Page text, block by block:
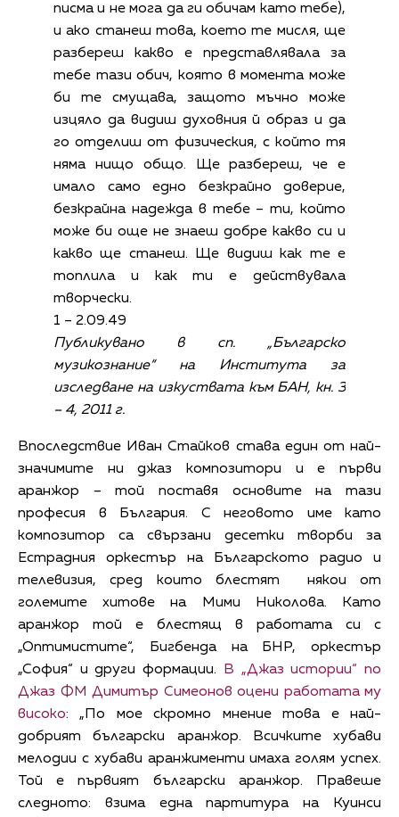
писма и не мога да ги обичам като тебе),
и ако станеш това, което те мисля, ще
разбереш какво е представлявала за
тебе тази обич, която в момента може
би те смущава, защото мъчно може
изцяло да видиш духовния й образ и да
го отделиш от физическия, с който тя
няма нищо общо. Ще разбереш, че е
имало само едно безкрайно доверие,
безкрайна надежда в тебе – ти, който
може би още не знаеш добре какво си и
какво ще станеш. Ще видиш как те е
топлила и как ти е действувала
творчески.
1 – 2.09.49
Публикувано в сп. „Българско
музикознание“ на Института за
изследване на изкуствата към БАН, кн. 3
– 4, 2011 г.
Впоследствие Иван Стайков става един от най-
значимите ни джаз композитори и е първи
аранжор – той поставя основите на тази
професия в България. С неговото име като
композитор са свързани десетки творби за
Естрадния оркестър на Българското радио и
телевизия, сред които блестят някои от
големите хитове на Мими Николова. Като
аранжор той е блестящ в работата си с
„Оптимистите“, Бигбенда на БНР, оркестър
„София“ и други формации.
В „Джаз истории“ по
Джаз ФМ Димитър Симеонов оцени работата му
високо: „По мое скромно мнение това е най-
добрият български аранжор. Всичките хубави
мелодии с хубави аранжименти имаха голям успех.
Той е първият български аранжор. Правеше
следното: взима една партитура на Куинси